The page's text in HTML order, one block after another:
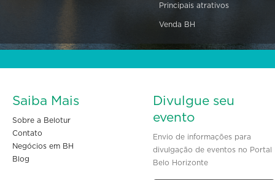
Principais atrativos
Venda BH
Saiba Mais
Sobre a Belotur
Contato
Negócios em BH
Blog
Divulgue seu
evento
Envio de informações para
divulgação de eventos no Portal
Belo Horizonte